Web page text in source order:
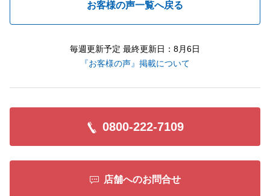
お客様の声一覧へ戻る
毎週更新予定 最終更新日：8月6日
『お客様の声』掲載について
0800-222-7109
店舗へのお問合せ